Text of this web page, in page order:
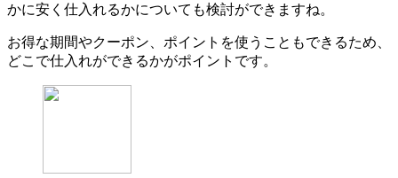
かに安く仕入れるかについても検討ができますね。
お得な期間やクーポン、ポイントを使うこともできるため、
どこで仕入れができるかがポイントです。